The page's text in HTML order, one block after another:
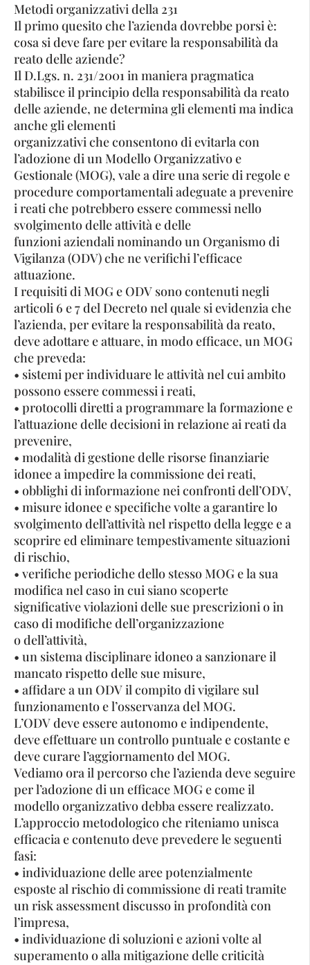
Metodi organizzativi della 231
Il primo quesito che l’azienda dovrebbe porsi è:
cosa si deve fare per evitare la responsabilità da
reato delle aziende?
Il D.Lgs. n. 231/2001 in maniera pragmatica
stabilisce il principio della responsabilità da reato
delle aziende, ne determina gli elementi ma indica
anche gli elementi
organizzativi che consentono di evitarla con
l’adozione di un Modello Organizzativo e
Gestionale (MOG), vale a dire una serie di regole e
procedure comportamentali adeguate a prevenire
i reati che potrebbero essere commessi nello
svolgimento delle attività e delle
funzioni aziendali nominando un Organismo di
Vigilanza (ODV) che ne verifichi l’efficace
attuazione.
I requisiti di MOG e ODV sono contenuti negli
articoli 6 e 7 del Decreto nel quale si evidenzia che
l’azienda, per evitare la responsabilità da reato,
deve adottare e attuare, in modo efficace, un MOG
che preveda:
• sistemi per individuare le attività nel cui ambito
possono essere commessi i reati,
• protocolli diretti a programmare la formazione e
l’attuazione delle decisioni in relazione ai reati da
prevenire,
• modalità di gestione delle risorse finanziarie
idonee a impedire la commissione dei reati,
• obblighi di informazione nei confronti dell’ODV,
• misure idonee e specifiche volte a garantire lo
svolgimento dell’attività nel rispetto della legge e a
scoprire ed eliminare tempestivamente situazioni
di rischio,
• verifiche periodiche dello stesso MOG e la sua
modifica nel caso in cui siano scoperte
significative violazioni delle sue prescrizioni o in
caso di modifiche dell’organizzazione
o dell’attività,
• un sistema disciplinare idoneo a sanzionare il
mancato rispetto delle sue misure,
• affidare a un ODV il compito di vigilare sul
funzionamento e l’osservanza del MOG.
L’ODV deve essere autonomo e indipendente,
deve effettuare un controllo puntuale e costante e
deve curare l’aggiornamento del MOG.
Vediamo ora il percorso che l’azienda deve seguire
per l’adozione di un efficace MOG e come il
modello organizzativo debba essere realizzato.
L’approccio metodologico che riteniamo unisca
efficacia e contenuto deve prevedere le seguenti
fasi:
• individuazione delle aree potenzialmente
esposte al rischio di commissione di reati tramite
un risk assessment discusso in profondità con
l’impresa,
• individuazione di soluzioni e azioni volte al
superamento o alla mitigazione delle criticità